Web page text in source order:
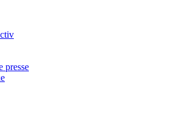
presse